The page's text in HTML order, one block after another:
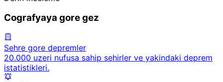
Cografyaya gore gez
Sehre gore depremler
20.000 uzeri nufusa sahip sehirler ve yakindaki deprem
istatistikleri.